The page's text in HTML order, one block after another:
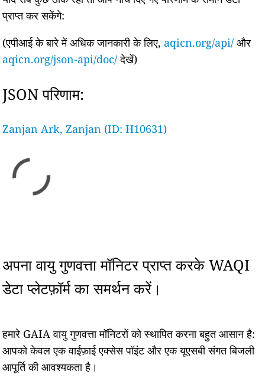
प्राप्त कर सकेंगे:
(एपीआई के बारे में अधिक जानकारी के लिए, aqicn.org/api/ और
aqicn.org/json-api/doc/देखें)
JSON परिणाम:
Zanjan Ark, Zanjan (ID: H10631)
अपना वायु गुणवत्ता मॉनिटर प्राप्त करके WAQI
डेटा प्लेटफ़ॉर्म का समर्थन करें।
हमारे GAIA वायु गुणवत्ता मॉनिटरों को स्थापित करना बहुत आसान है:
आपको केवल एक वाईफ़ाई एक्सेस पॉइंट और एक यूएसबी संगत बिजली
आपूर्ति की आवश्यकता है।